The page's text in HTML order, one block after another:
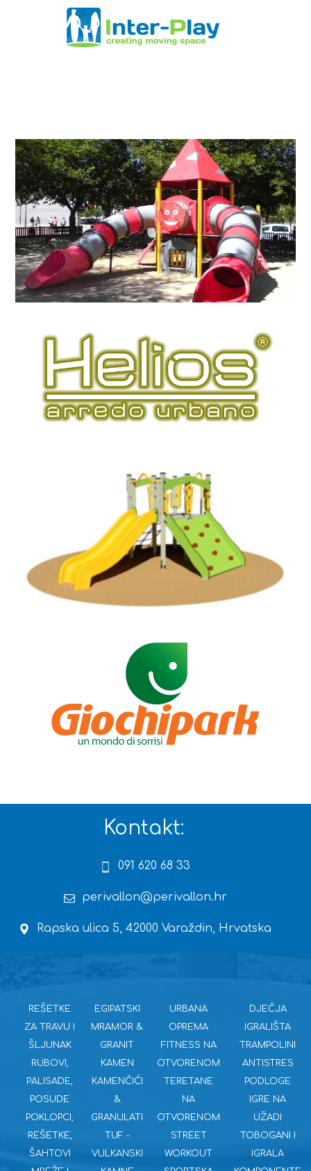
Kontakt:
091 620 68 33
perivallon@perivallon.hr
Rapska ulica 5, 42000 Varaždin, Hrvatska
REŠETKE
ZA TRAVU I
ŠLJUNAK
RUBOVI,
PALISADE,
POSUDE
POKLOPCI,
REŠETKE,
ŠAHTOVI
EGIPATSKI
MRAMOR &
GRANIT
KAMEN
KAMENČIĆI
&
GRANULATI
TUF -
VULKANSKI
URBANA
OPREMA
FITNESS NA
OTVORENOM
TERETANE
NA
OTVORENOM
STREET
WORKOUT
DJEČJA
IGRALIŠTA
TRAMPOLINI
ANTISTRES
PODLOGE
IGRE NA
UŽADI
TOBOGANI I
IGRALA